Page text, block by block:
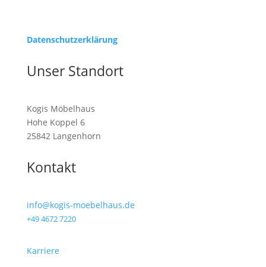
Datenschutz­erklärung
Unser Standort
Kogis Möbelhaus
Hohe Koppel 6
25842 Langenhorn
Kontakt
info@kogis-moebelhaus.de
+49 4672 7220
Karriere